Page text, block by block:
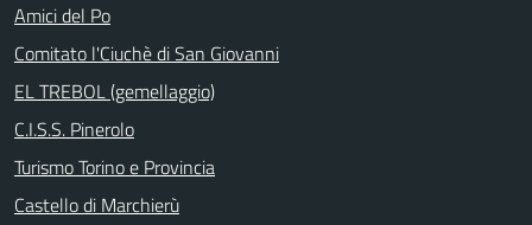
Amici del Po
Comitato l'Ciuchè di San Giovanni
EL TREBOL (gemellaggio)
C.I.S.S. Pinerolo
Turismo Torino e Provincia
Castello di Marchierù